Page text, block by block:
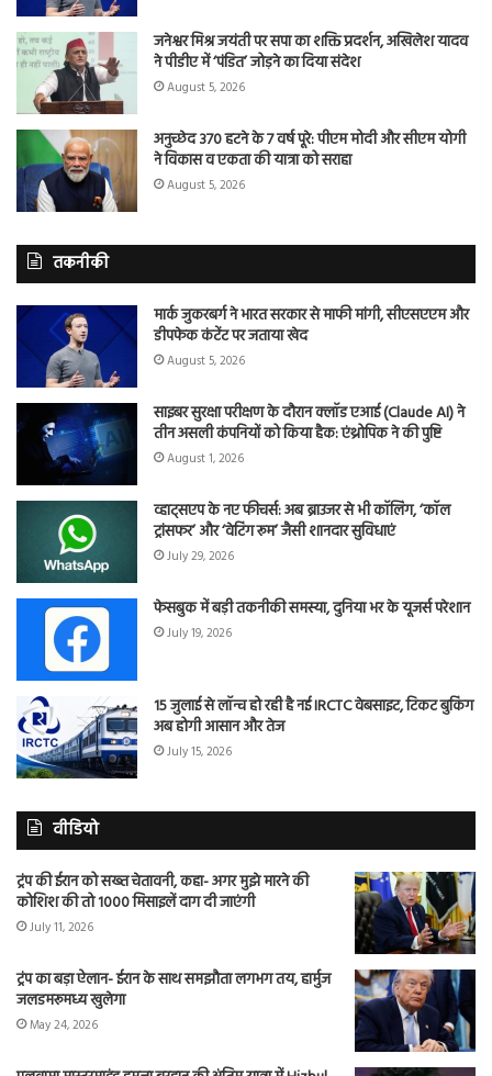
जनेश्वर मिश्र जयंती पर सपा का शक्ति प्रदर्शन, अखिलेश यादव
ने पीडीए में ‘पंडित’ जोड़ने का दिया संदेश
August 5, 2026
अनुच्छेद 370 हटने के 7 वर्ष पूरे: पीएम मोदी और सीएम योगी
ने विकास व एकता की यात्रा को सराहा
August 5, 2026
तकनीकी
मार्क जुकरबर्ग ने भारत सरकार से माफी मांगी, सीएसएएम और
डीपफेक कंटेंट पर जताया खेद
August 5, 2026
साइबर सुरक्षा परीक्षण के दौरान क्लॉड एआई (Claude AI) ने
तीन असली कंपनियों को किया हैक: एंथ्रोपिक ने की पुष्टि
August 1, 2026
व्हाट्सएप के नए फीचर्स: अब ब्राउजर से भी कॉलिंग, ‘कॉल
ट्रांसफर’ और ‘वेटिंग रूम’ जैसी शानदार सुविधाएं
July 29, 2026
फेसबुक में बड़ी तकनीकी समस्या, दुनिया भर के यूजर्स परेशान
July 19, 2026
15 जुलाई से लॉन्च हो रही है नई IRCTC वेबसाइट, टिकट बुकिंग
अब होगी आसान और तेज
July 15, 2026
वीडियो
ट्रंप की ईरान को सख्त चेतावनी, कहा- अगर मुझे मारने की
कोशिश की तो 1000 मिसाइलें दाग दी जाएंगी
July 11, 2026
ट्रंप का बड़ा ऐलान- ईरान के साथ समझौता लगभग तय, हार्मुज
जलडमरूमध्य खुलेगा
May 24, 2026